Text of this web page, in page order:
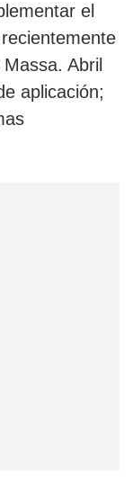
el
Abril
aplicación;